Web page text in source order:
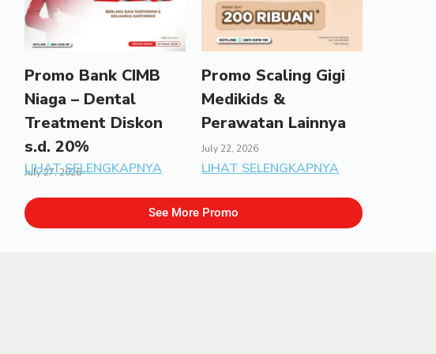
Promo Bank CIMB
Niaga – Dental
Treatment Diskon
s.d. 20%
July 27, 2026
LIHAT SELENGKAPNYA
Promo Scaling Gigi
Medikids &
Perawatan Lainnya
July 22, 2026
LIHAT SELENGKAPNYA
See More Promo